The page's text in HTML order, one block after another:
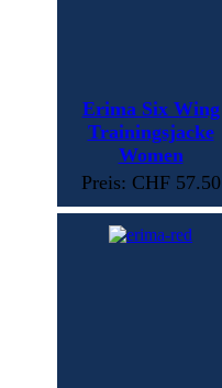
Erima Six Wing
Trainingsjacke
Women
Preis: CHF 57.50